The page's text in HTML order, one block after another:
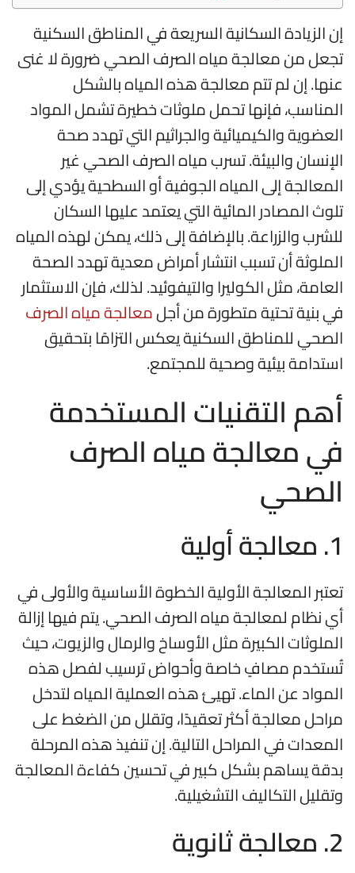
إن الزيادة السكانية السريعة في المناطق السكنية
تجعل من معالجة مياه الصرف الصحي ضرورة لا غنى
عنها. إن لم تتم معالجة هذه المياه بالشكل
المناسب، فإنها تحمل ملوثات خطيرة تشمل المواد
العضوية والكيميائية والجراثيم التي تهدد صحة
الإنسان والبيئة. تسرب مياه الصرف الصحي غير
المعالجة إلى المياه الجوفية أو السطحية يؤدي إلى
تلوث المصادر المائية التي يعتمد عليها السكان
للشرب والزراعة. بالإضافة إلى ذلك، يمكن لهذه المياه
الملوثة أن تسبب انتشار أمراض معدية تهدد الصحة
العامة، مثل الكوليرا والتيفوئيد. لذلك، فإن الاستثمار
في بنية تحتية متطورة من أجلمعالجة مياه الصرف
الصحي للمناطق السكنية يعكس التزامًا بتحقيق
استدامة بيئية وصحية للمجتمع.
أهم التقنيات المستخدمة
في معالجة مياه الصرف
الصحي
1. معالجة أولية
تعتبر المعالجة الأولية الخطوة الأساسية والأولى في
أي نظام لمعالجة مياه الصرف الصحي. يتم فيها إزالة
الملوثات الكبيرة مثل الأوساخ والرمال والزيوت، حيث
تُستخدم مصافٍ خاصة وأحواض ترسيب لفصل هذه
المواد عن الماء. تهيئ هذه العملية المياه لتدخل
مراحل معالجة أكثر تعقيدًا، وتقلل من الضغط على
المعدات في المراحل التالية. إن تنفيذ هذه المرحلة
بدقة يساهم بشكل كبير في تحسين كفاءة المعالجة
وتقليل التكاليف التشغيلية.
2. معالجة ثانوية